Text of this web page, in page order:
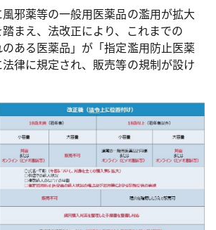
邪薬等の一般用医薬品の濫用が拡大
まえ、法改正により、これまでの
のある医薬品」が「指定濫用防止医薬
律に規定され、販売等の規制が設け